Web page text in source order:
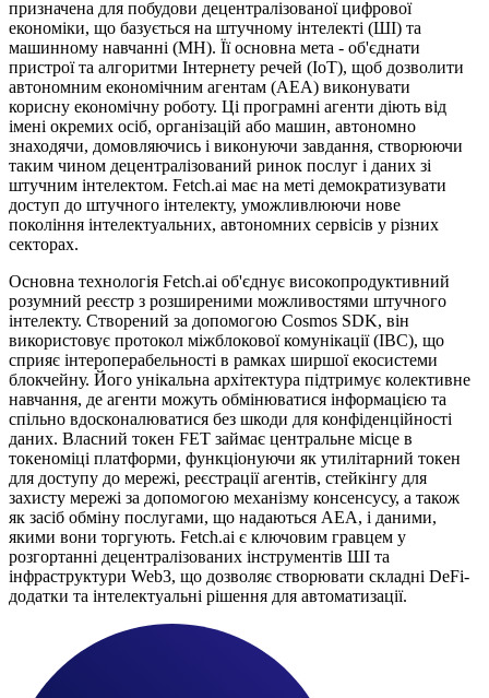
призначена для побудови децентралізованої цифрової
економіки, що базується на штучному інтелекті (ШІ) та
машинному навчанні (МН). Її основна мета - об'єднати
пристрої та алгоритми Інтернету речей (IoT), щоб дозволити
автономним економічним агентам (АЕА) виконувати
корисну економічну роботу. Ці програмні агенти діють від
імені окремих осіб, організацій або машин, автономно
знаходячи, домовляючись і виконуючи завдання, створюючи
таким чином децентралізований ринок послуг і даних зі
штучним інтелектом. Fetch.ai має на меті демократизувати
доступ до штучного інтелекту, уможливлюючи нове
покоління інтелектуальних, автономних сервісів у різних
секторах.
Основна технологія Fetch.ai об'єднує високопродуктивний
розумний реєстр з розширеними можливостями штучного
інтелекту. Створений за допомогою Cosmos SDK, він
використовує протокол міжблокової комунікації (IBC), що
сприяє інтероперабельності в рамках ширшої екосистеми
блокчейну. Його унікальна архітектура підтримує колективне
навчання, де агенти можуть обмінюватися інформацією та
спільно вдосконалюватися без шкоди для конфіденційності
даних. Власний токен FET займає центральне місце в
токеноміці платформи, функціонуючи як утилітарний токен
для доступу до мережі, реєстрації агентів, стейкінгу для
захисту мережі за допомогою механізму консенсусу, а також
як засіб обміну послугами, що надаються АЕА, і даними,
якими вони торгують. Fetch.ai є ключовим гравцем у
розгортанні децентралізованих інструментів ШІ та
інфраструктури Web3, що дозволяє створювати складні DeFi-
додатки та інтелектуальні рішення для автоматизації.